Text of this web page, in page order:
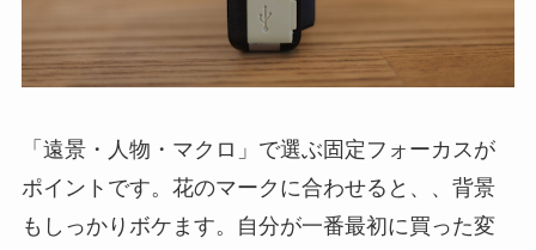
「遠景・人物・マクロ」で選ぶ固定フォーカスが
ポイントです。花のマークに合わせると、、背景
もしっかりボケます。自分が一番最初に買った変